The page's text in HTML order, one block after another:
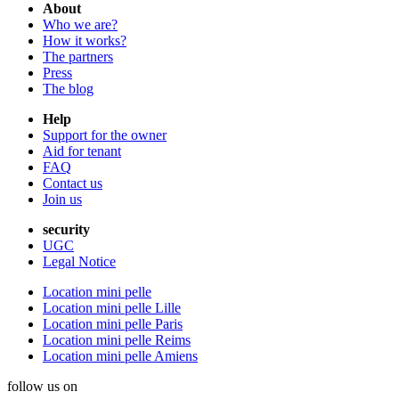
About
Who we are?
How it works?
The partners
Press
The blog
Help
Support for the owner
Aid for tenant
FAQ
Contact us
Join us
security
UGC
Legal Notice
Location mini pelle
Location mini pelle Lille
Location mini pelle Paris
Location mini pelle Reims
Location mini pelle Amiens
follow us on